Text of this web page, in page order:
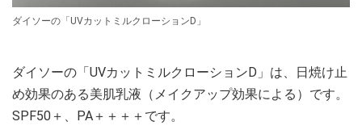
ダイソーの「UVカットミルクローションD」
ダイソーの「UVカットミルクローションD」は、日焼け止
め効果のある美肌乳液（メイクアップ効果による）です。
SPF50＋、PA＋＋＋＋です。